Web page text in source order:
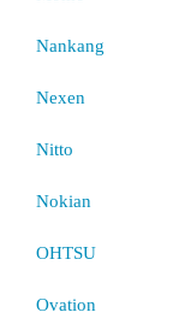
Nankang
Nexen
Nitto
Nokian
OHTSU
Ovation